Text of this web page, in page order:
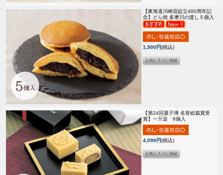
【東海道川崎宿起立400周年記
念】 どら焼 多摩川の渡し５個入
1,500円(税込)
【第24回菓子博 名誉総裁賞受
賞】 一斤染 6個入
4,090円(税込)